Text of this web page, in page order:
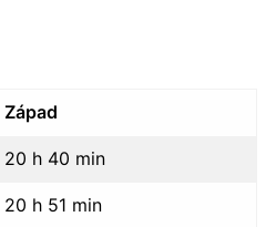
Západ
20 h 40 min
20 h 51 min